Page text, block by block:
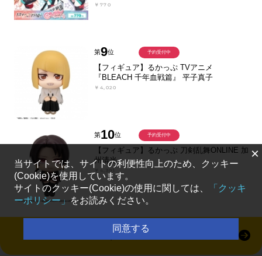
￥770
第9位
【フィギュア】るかっぷ TVアニメ
『BLEACH 千年血戦篇』 平子真子
￥4,020
予約受付中
第10位
【フィギュア】るかっぷ 刀剣乱舞ONLINE 加
州清光
予約受付中
すべて見る
×
当サイトでは、サイトの利便性向上のため、クッキー
(Cookie)を使用しています。
サイトのクッキー(Cookie)の使用に関しては、
「クッキ
ーポリシー」をお読みください。
同意する